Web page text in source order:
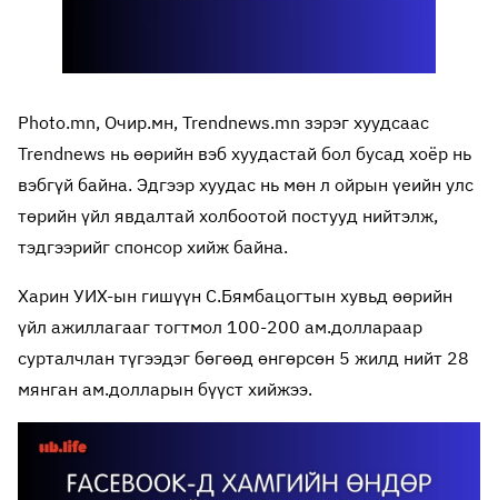
Photo.mn, Очир.мн, Trendnews.mn зэрэг хуудсаас
Trendnews нь өөрийн вэб хуудастай бол бусад хоёр нь
вэбгүй байна. Эдгээр хуудас нь мөн л ойрын үеийн улс
төрийн үйл явдалтай холбоотой постууд нийтэлж,
тэдгээрийг спонсор хийж байна.
Харин УИХ-ын гишүүн С.Бямбацогтын хувьд өөрийн
үйл ажиллагааг тогтмол 100-200 ам.доллараар
сурталчлан түгээдэг бөгөөд өнгөрсөн 5 жилд нийт 28
мянган ам.долларын бүүст хийжээ.